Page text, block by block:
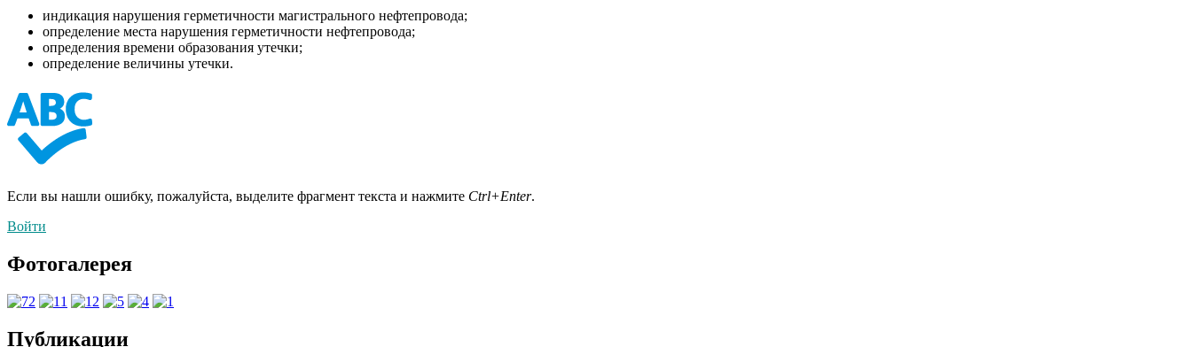
индикация нарушения герметичности магистрального нефтепровода;
определение места нарушения герметичности нефтепровода;
определения времени образования утечки;
определение величины утечки.
Если вы нашли ошибку, пожалуйста, выделите фрагмент текста и нажмите Ctrl+Enter.
Войти
Фотогалерея
Публикации